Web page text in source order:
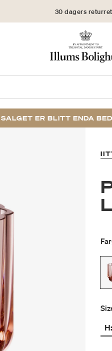
30 dagers
SALGET ER BLITT ENDA